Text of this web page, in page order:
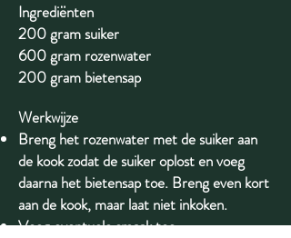
Ingrediënten
200 gram suiker
600 gram rozenwater
200 gram bietensap
Werkwijze
Breng het rozenwater met de suiker aan
de kook zodat de suiker oplost en voeg
daarna het bietensap toe. Breng even kort
aan de kook, maar laat niet inkoken.
Voeg eventuele smaak toe.